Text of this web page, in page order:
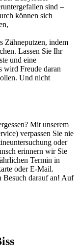
sind –
können sich
Zähneputzen, indem
Lassen Sie Ihr
und eine
wird Freude daran
Und nicht
Mit unserem
verpassen Sie nie
oder
erinnern wir Sie
Termin in
oder E-Mail.
Besuch darauf an! Auf